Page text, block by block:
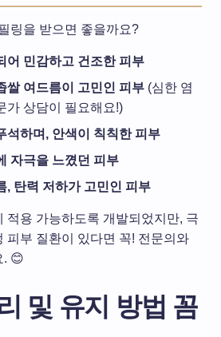
링을 받으면 좋을까요?
어 민감하고 건조한 피부
쌀 여드름이 고민인 피부 (심한 염
가 상담이 필요해요!)
석하며, 안색이 칙칙한 피부
자극을 느꼈던 피부
, 탄력 저하가 고민인 피부
적용 가능하도록 개발되었지만, 극
피부 질환이 있다면 꼭! 전문의와
. 😊
및 유지 방법 꼼